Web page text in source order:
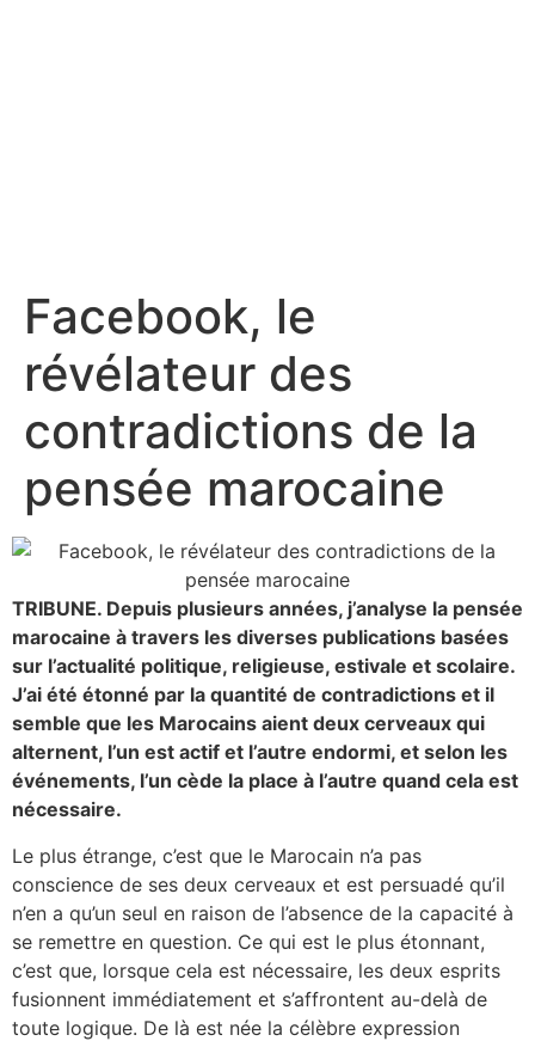
Facebook, le
révélateur des
contradictions de la
pensée marocaine
TRIBUNE. Depuis plusieurs années, j’analyse la pensée
marocaine à travers les diverses publications basées
sur l’actualité politique, religieuse, estivale et scolaire.
J’ai été étonné par la quantité de contradictions et il
semble que les Marocains aient deux cerveaux qui
alternent, l’un est actif et l’autre endormi, et selon les
événements, l’un cède la place à l’autre quand cela est
nécessaire.
Le plus étrange, c’est que le Marocain n’a pas
conscience de ses deux cerveaux et est persuadé qu’il
n’en a qu’un seul en raison de l’absence de la capacité à
se remettre en question. Ce qui est le plus étonnant,
c’est que, lorsque cela est nécessaire, les deux esprits
fusionnent immédiatement et s’affrontent au-delà de
toute logique. De là est née la célèbre expression